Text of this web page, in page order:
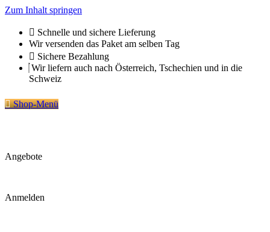
Zum Inhalt springen
Schnelle und sichere Lieferung
Wir versenden das Paket am selben Tag
Sichere Bezahlung
Wir liefern auch nach Österreich, Tschechien und in die
Schweiz
Shop-Menü
Angebote
Anmelden